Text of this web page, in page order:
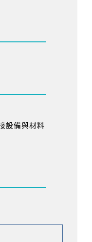
設備與材料